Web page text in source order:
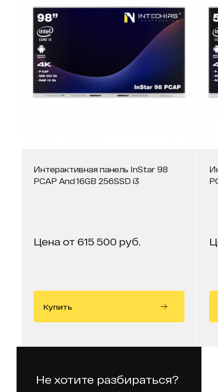
Интерактивная панель InStar 98
PCAP And 16GB 256SSD i3
Цена от 615 500 руб.
Купить
Не хотите разбираться?